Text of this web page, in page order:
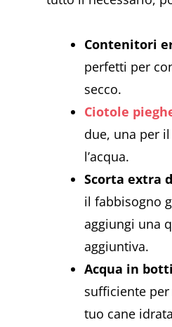
Contenitori
perfetti per
secco.
Ciotole
due, una per
l’acqua.
Scorta extra
il fabbisogno
aggiungi una
aggiuntiva.
Acqua in
sufficiente
tuo cane